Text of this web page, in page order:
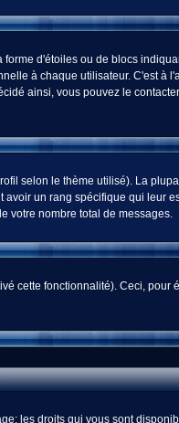
d'étoiles ou de blocs
à chaque utilisateur. C'est à
ainsi, vous pouvez le
selon le thème utilisé). La
un rang spécifique qui leur
votre nombre total de messages.
cette fonctionnalité). Ceci, pour
les droits qui vous sont